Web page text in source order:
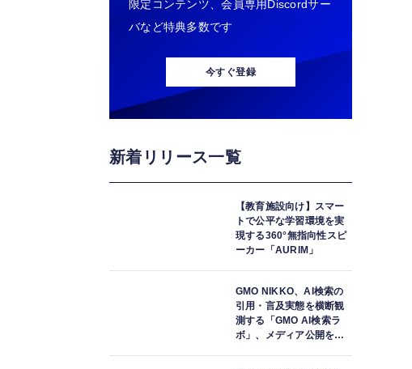
限定コンテンツ、会員専用Discordサー
バなど特典多数です
今すぐ登録
新着リリース一覧
【教育施設向け】スマー
トで公平な学習環境を実
現する360°無指向性スピ
ーカー「AURIM」
GMO NIKKO、AI検索の
引用・言及実態を横断観
測する「GMO AI検索ラ
ボ」、メディア公開を開